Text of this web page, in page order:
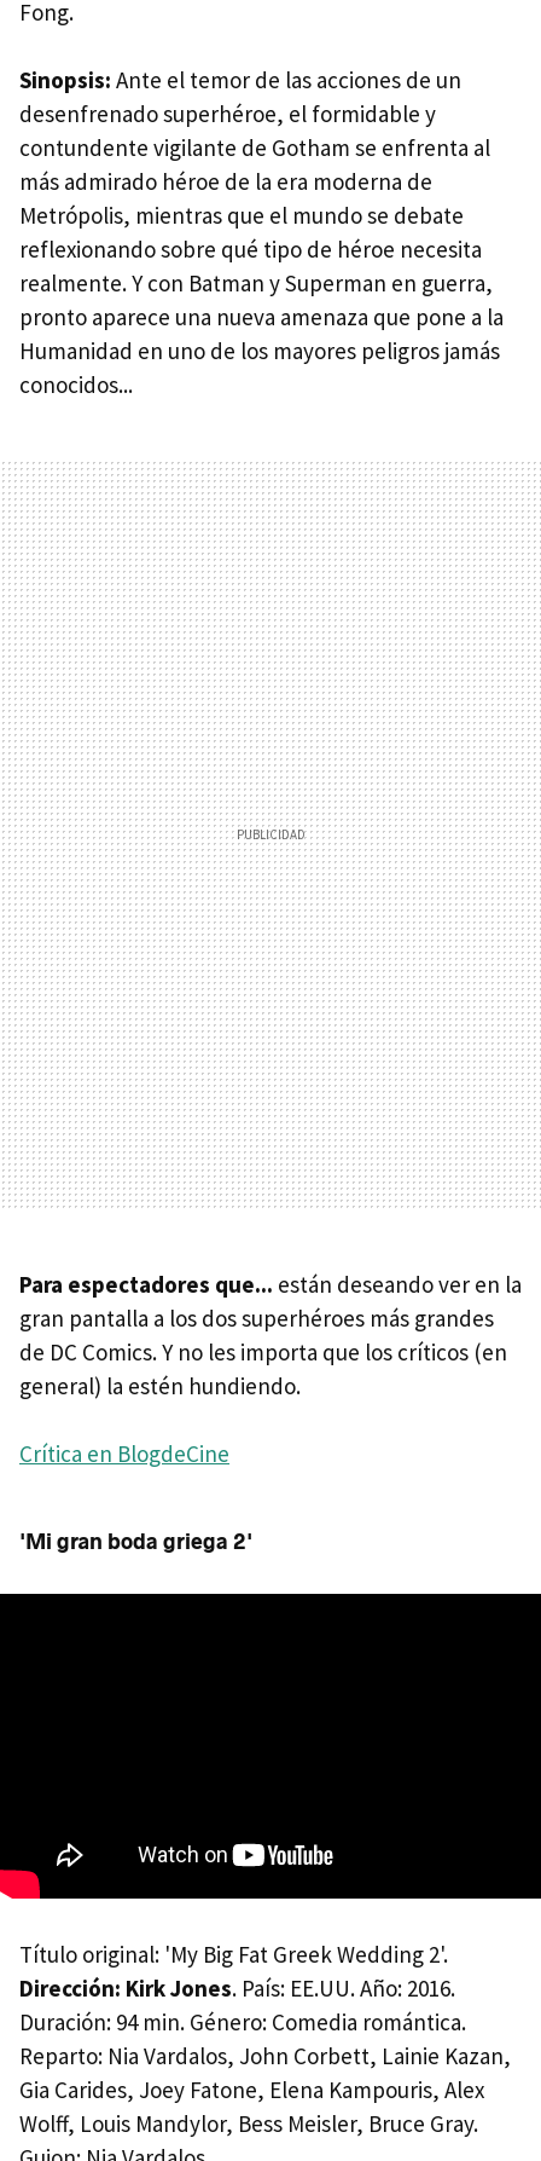
Fong.
Sinopsis: Ante el temor de las acciones de un
desenfrenado superhéroe, el formidable y
contundente vigilante de Gotham se enfrenta al
más admirado héroe de la era moderna de
Metrópolis, mientras que el mundo se debate
reflexionando sobre qué tipo de héroe necesita
realmente. Y con Batman y Superman en guerra,
pronto aparece una nueva amenaza que pone a la
Humanidad en uno de los mayores peligros jamás
conocidos...
Para espectadores que... están deseando ver en la
gran pantalla a los dos superhéroes más grandes
de DC Comics. Y no les importa que los críticos (en
general) la estén hundiendo.
Crítica en BlogdeCine
'Mi gran boda griega 2'
Título original: 'My Big Fat Greek Wedding 2'.
Dirección: Kirk Jones. País: EE.UU. Año: 2016.
Duración: 94 min. Género: Comedia romántica.
Reparto: Nia Vardalos, John Corbett, Lainie Kazan,
Gia Carides, Joey Fatone, Elena Kampouris, Alex
Wolff, Louis Mandylor, Bess Meisler, Bruce Gray.